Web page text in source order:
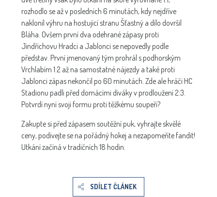
rozhodlo se až v posledních 6 minutách, kdy nejdříve
naklonil výhru na hostující stranu Šťastný a dílo dovršil
Bláha. Ovšem první dva odehrané zápasy proti
Jindřichovu Hradci a Jablonci se nepovedly podle
představ. První jmenovaný tým prohrál s podhorským
Vrchlabím 1:2 až na samostatné nájezdy a také proti
Jablonci zápas nekončil po 60 minutách. Zde ale hráči HC
Stadionu padli před domácími diváky v prodloužení 2:3.
Potvrdí nyní svoji formu proti těžkému soupeři?
Zakupte si před zápasem soutěžní puk, vyhrajte skvělé
ceny, podívejte se na pořádný hokej a nezapomeňte fandit!
Utkání začíná v tradičních 18 hodin.
SDÍLET ČLÁNEK